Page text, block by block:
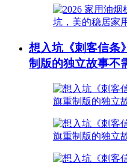
想入坑《刺客信条
制版的独立故事不